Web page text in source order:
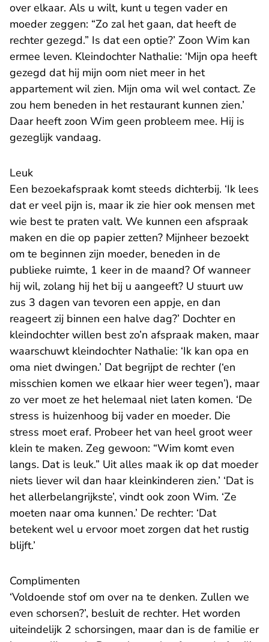
over elkaar. Als u wilt, kunt u tegen vader en
moeder zeggen: “Zo zal het gaan, dat heeft de
rechter gezegd.” Is dat een optie?’ Zoon Wim kan
ermee leven. Kleindochter Nathalie: ‘Mijn opa heeft
gezegd dat hij mijn oom niet meer in het
appartement wil zien. Mijn oma wil wel contact. Ze
zou hem beneden in het restaurant kunnen zien.’
Daar heeft zoon Wim geen probleem mee. Hij is
gezeglijk vandaag.
Leuk
Een bezoekafspraak komt steeds dichterbij. ‘Ik lees
dat er veel pijn is, maar ik zie hier ook mensen met
wie best te praten valt. We kunnen een afspraak
maken en die op papier zetten? Mijnheer bezoekt
om te beginnen zijn moeder, beneden in de
publieke ruimte, 1 keer in de maand? Of wanneer
hij wil, zolang hij het bij u aangeeft? U stuurt uw
zus 3 dagen van tevoren een appje, en dan
reageert zij binnen een halve dag?’ Dochter en
kleindochter willen best zo’n afspraak maken, maar
waarschuwt kleindochter Nathalie: ‘Ik kan opa en
oma niet dwingen.’ Dat begrijpt de rechter (‘en
misschien komen we elkaar hier weer tegen’), maar
zo ver moet ze het helemaal niet laten komen. ‘De
stress is huizenhoog bij vader en moeder. Die
stress moet eraf. Probeer het van heel groot weer
klein te maken. Zeg gewoon: “Wim komt even
langs. Dat is leuk.” Uit alles maak ik op dat moeder
niets liever wil dan haar kleinkinderen zien.’ ‘Dat is
het allerbelangrijkste’, vindt ook zoon Wim. ‘Ze
moeten naar oma kunnen.’ De rechter: ‘Dat
betekent wel u ervoor moet zorgen dat het rustig
blijft.’
Complimenten
‘Voldoende stof om over na te denken. Zullen we
even schorsen?’, besluit de rechter. Het worden
uiteindelijk 2 schorsingen, maar dan is de familie er